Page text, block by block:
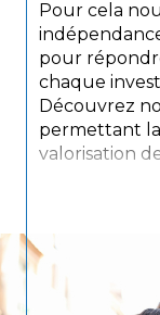
Pour cela
pour
chaque
Découvrez
permettant
valorisation